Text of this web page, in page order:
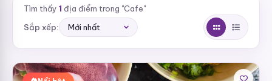
Tìm thấy 1 địa điểm trong "Cafe"
Sắp xếp: